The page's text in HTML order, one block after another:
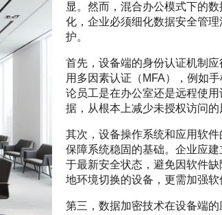
显。然而，混合办公模式下的
化，企业必须细化数据安全管
护。
首先，设备端的身份认证机制
用多因素认证（MFA），例如
论员工是在办公室还是远程使
据，从根本上减少未授权访问的
其次，设备操作系统和应用软
保障系统稳固的基础。企业应
于最新安全状态，避免因软件
地环境切换的设备，更需加强软
第三，数据加密技术在设备端